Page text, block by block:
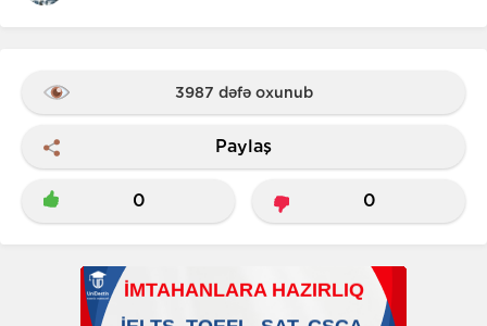
3987 dəfə oxunub
Paylaş
0 0